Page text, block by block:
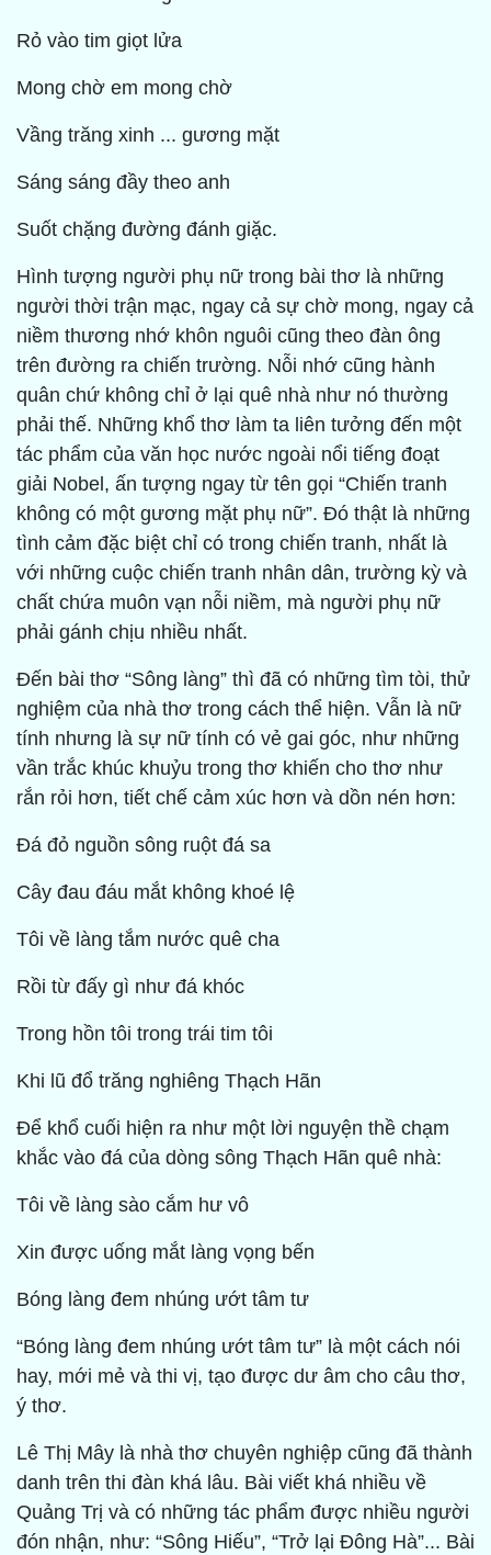
Rỏ vào tim giọt lửa
Mong chờ em mong chờ
Vầng trăng xinh ... gương mặt
Sáng sáng đầy theo anh
Suốt chặng đường đánh giặc.
Hình tượng người phụ nữ trong bài thơ là những
người thời trận mạc, ngay cả sự chờ mong, ngay cả
niềm thương nhớ khôn nguôi cũng theo đàn ông
trên đường ra chiến trường. Nỗi nhớ cũng hành
quân chứ không chỉ ở lại quê nhà như nó thường
phải thế. Những khổ thơ làm ta liên tưởng đến một
tác phẩm của văn học nước ngoài nổi tiếng đoạt
giải Nobel, ấn tượng ngay từ tên gọi “Chiến tranh
không có một gương mặt phụ nữ”. Đó thật là những
tình cảm đặc biệt chỉ có trong chiến tranh, nhất là
với những cuộc chiến tranh nhân dân, trường kỳ và
chất chứa muôn vạn nỗi niềm, mà người phụ nữ
phải gánh chịu nhiều nhất.
Đến bài thơ “Sông làng” thì đã có những tìm tòi, thử
nghiệm của nhà thơ trong cách thể hiện. Vẫn là nữ
tính nhưng là sự nữ tính có vẻ gai góc, như những
vần trắc khúc khuỷu trong thơ khiến cho thơ như
rắn rỏi hơn, tiết chế cảm xúc hơn và dồn nén hơn:
Đá đỏ nguồn sông ruột đá sa
Cây đau đáu mắt không khoé lệ
Tôi về làng tắm nước quê cha
Rồi từ đấy gì như đá khóc
Trong hồn tôi trong trái tim tôi
Khi lũ đổ trăng nghiêng Thạch Hãn
Để khổ cuối hiện ra như một lời nguyện thề chạm
khắc vào đá của dòng sông Thạch Hãn quê nhà:
Tôi về làng sào cắm hư vô
Xin được uống mắt làng vọng bến
Bóng làng đem nhúng ướt tâm tư
“Bóng làng đem nhúng ướt tâm tư” là một cách nói
hay, mới mẻ và thi vị, tạo được dư âm cho câu thơ,
ý thơ.
Lê Thị Mây là nhà thơ chuyên nghiệp cũng đã thành
danh trên thi đàn khá lâu. Bài viết khá nhiều về
Quảng Trị và có những tác phẩm được nhiều người
đón nhận, như: “Sông Hiếu”, “Trở lại Đông Hà”... Bài